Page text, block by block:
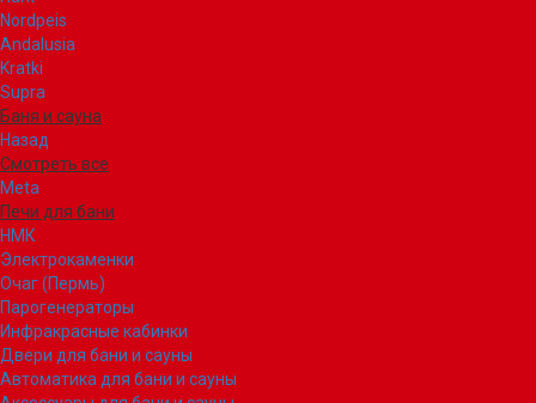
Nordpeis
Andalusia
Kratki
Supra
Баня и сауна
Назад
Смотреть все
Meta
Печи для бани
НМК
Электрокаменки
Очаг (Пермь)
Парогенераторы
Инфракрасные кабинки
Двери для бани и сауны
Автоматика для бани и сауны